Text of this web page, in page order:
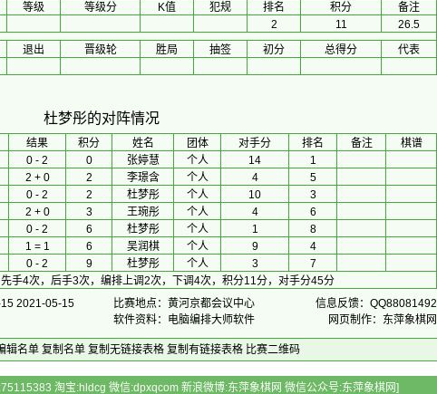
等级 等级分 K值 犯规 排名 积分
备注
2 11
26.5
退出 晋级轮 胜局 抽签 初分 总得分 代表
杜梦彤的对阵情况
结果 积分 姓名 团体 对手分 排名 备注
棋谱
0 - 2 0 张婷慧 个人 14
1
2 + 0 2 李璟含 个人 4
5
0 - 2 2 杜梦彤 个人 10
3
2 + 0 3 王琬彤 个人 4
6
0 - 2 6 杜梦彤 个人 1
8
1 = 1 6 吴润棋 个人 9
4
0 - 2 9 杜梦彤 个人 3
7
手4次，后手3次，编排上调2次，下调4次，积分11分，对手分45分
2021-05-15 比赛地点：黄河京都会议中心
信息反馈：QQ88081492
软件资料：电脑编排大师软件 网页制作：东萍象棋网
辑名单 复制名单 复制无链接表格 复制有链接表格 比赛二维码
淘宝:hldcg 微信:dpxqcom 新浪微博:东萍象棋网 微信公众号:东萍象棋网]